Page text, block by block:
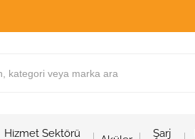
Hizmet Sektörü
Şarj